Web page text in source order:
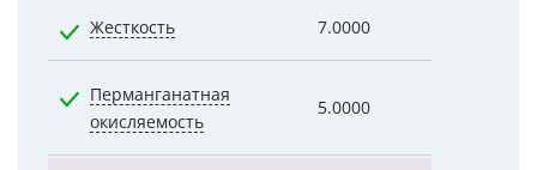
Жесткость 7.0000
Перманганатная
окисляемость
5.0000